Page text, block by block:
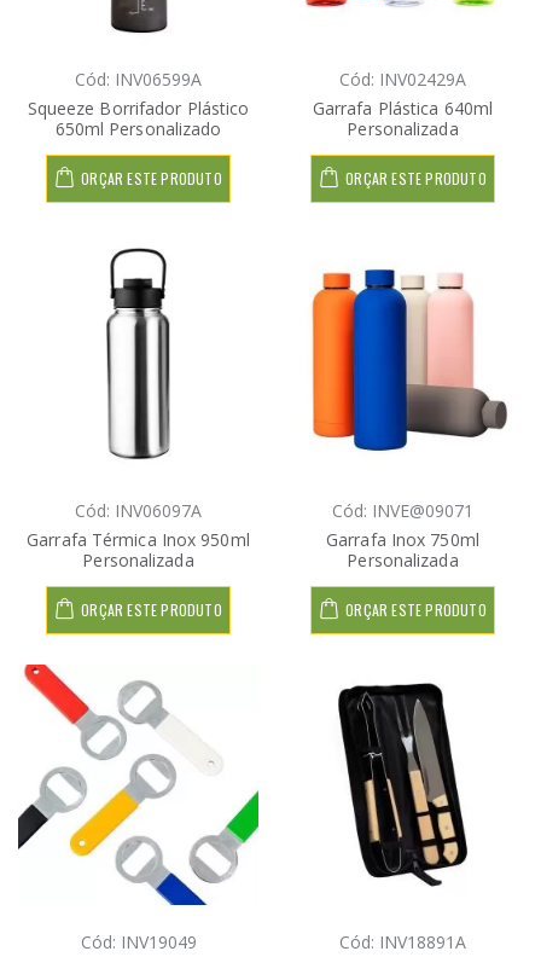
Cód: INV06599A
Squeeze Borrifador Plástico
650ml Personalizado
ORÇAR ESTE PRODUTO
Cód: INV02429A
Garrafa Plástica 640ml
Personalizada
ORÇAR ESTE PRODUTO
Cód: INV06097A
Garrafa Térmica Inox 950ml
Personalizada
ORÇAR ESTE PRODUTO
Cód: INVE@09071
Garrafa Inox 750ml
Personalizada
ORÇAR ESTE PRODUTO
Cód: INV19049
Cód: INV18891A